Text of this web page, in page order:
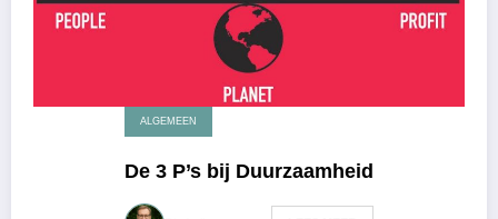
ALGEMEEN
De 3 P’s bij Duurzaamheid